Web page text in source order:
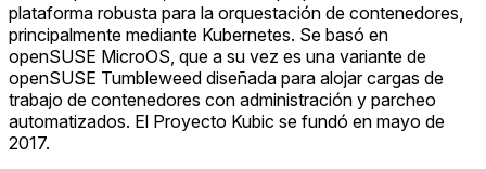
plataforma robusta para la orquestación de contenedores,
principalmente mediante Kubernetes. Se basó en
openSUSE MicroOS, que a su vez es una variante de
openSUSE Tumbleweed diseñada para alojar cargas de
trabajo de contenedores con administración y parcheo
automatizados. El Proyecto Kubic se fundó en mayo de
2017.